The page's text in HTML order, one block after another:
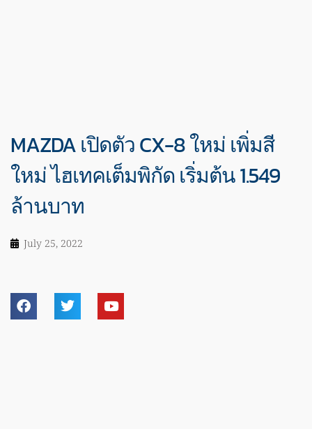
MAZDA เปิดตัว CX-8 ใหม่ เพิ่มสี
ใหม่ ไฮเทคเต็มพิกัด เริ่มต้น 1.549
ล้านบาท
July 25, 2022